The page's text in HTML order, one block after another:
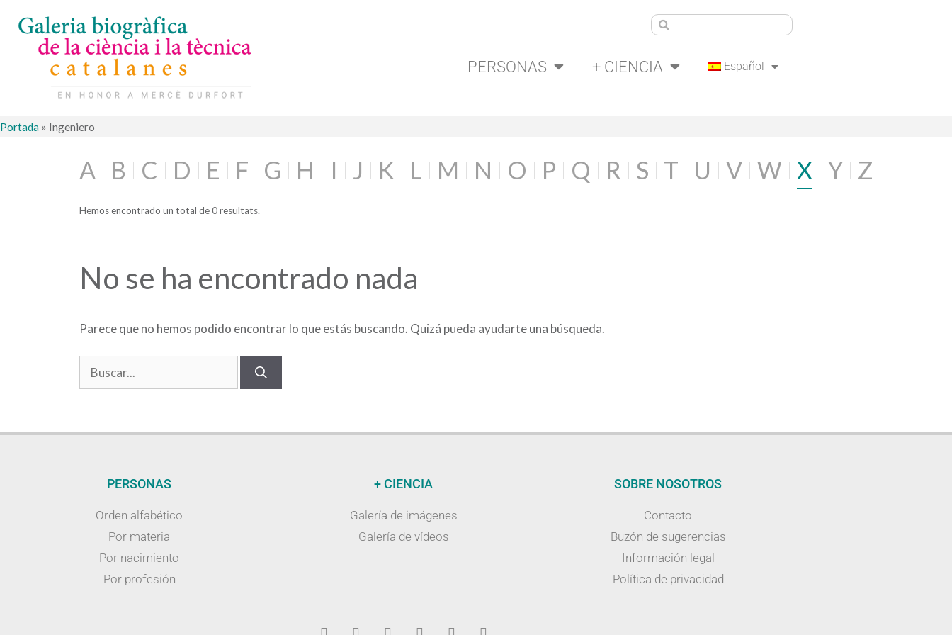
PERSONAS + CIENCIA Español
Portada » Ingeniero
A B C D E F G H I J K L M N O P Q R S T U V W X Y Z
Hemos encontrado un total de 0 resultats.
No se ha encontrado nada
Parece que no hemos podido encontrar lo que estás buscando. Quizá pueda ayudarte una búsqueda.
PERSONAS
Orden alfabético
Por materia
Por nacimiento
Por profesión
+ CIENCIA
Galería de imágenes
Galería de vídeos
SOBRE NOSOTROS
Contacto
Buzón de sugerencias
Información legal
Política de privacidad